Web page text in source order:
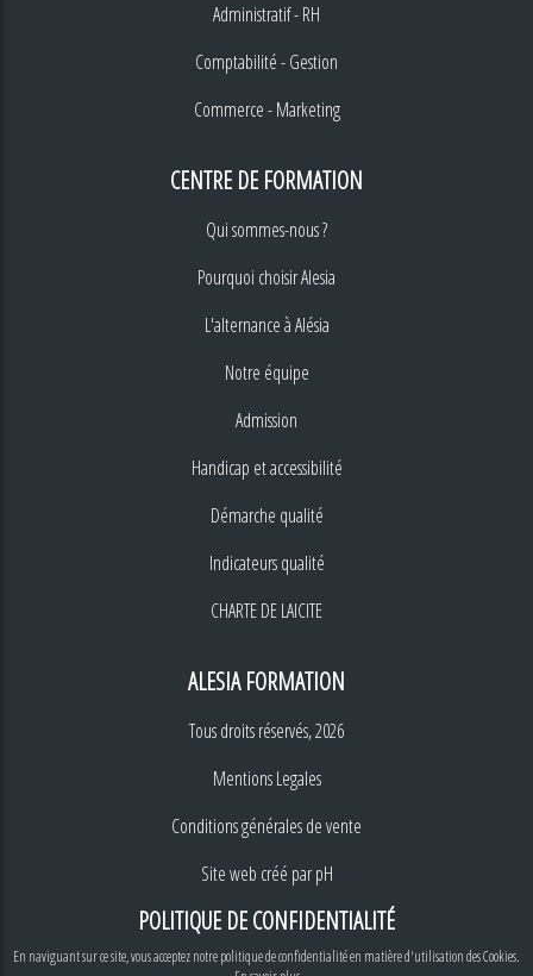
Administratif - RH
Comptabilité - Gestion
Commerce - Marketing
CENTRE DE FORMATION
Qui sommes-nous ?
Pourquoi choisir Alesia
L'alternance à Alésia
Notre équipe
Admission
Handicap et accessibilité
Démarche qualité
Indicateurs qualité
CHARTE DE LAICITE
ALESIA FORMATION
Tous droits réservés, 2026
Mentions Legales
Conditions générales de vente
Site web créé parpH
POLITIQUE DE CONFIDENTIALITÉ
En naviguant sur ce site, vous acceptez notre politique de confidentialité en matière d'utilisation des Cookies.